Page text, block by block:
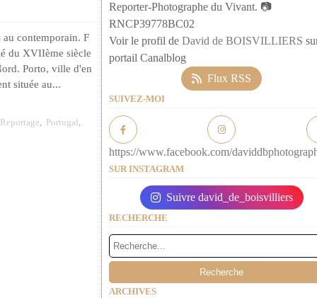
contemporain. F
du XVIIème siècle
Porto, ville d'en
située au...
Reportage, Portugal,
Reporter-Photographe du Vivant. 📷
RNCP39778BC02
Voir le profil de David de BOISVILLIERS
portail Canalblog
Flux RSS
SUIVEZ-MOI
https://www.facebook.com/
SUR INSTAGRAM
Suivre david_de_boisvilliers
RECHERCHE
ARCHIVES